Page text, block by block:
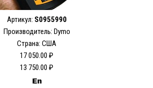
Артикул: S0955990
Производитель: Dymo
Страна: США
17 050.00 ₽
13 750.00 ₽